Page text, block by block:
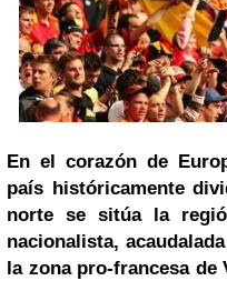
En el corazón de
país históricamente
norte se sitúa la
nacionalista,
la zona pro-francesa de